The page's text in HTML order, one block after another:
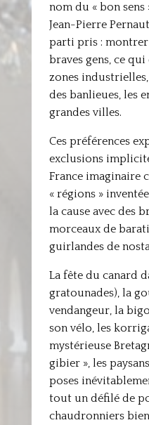
nom du « bon sens
Jean-Pierre
parti pris : montrer
braves gens, ce
zones
des banlieues, les
grandes villes.
Ces préférences
exclusions
France imaginaire
« régions »
la cause avec des
morceaux de
guirlandes de
La fête du canard
gratounades), la
vendangeur, la
son vélo, les
mystérieuse
gibier », les
poses
tout un défilé de
chaudronniers